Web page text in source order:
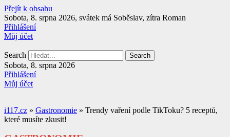
Přejít k obsahu
Sobota, 8. srpna 2026, svátek má Soběslav, zítra Roman
Přihlášení
Můj účet
Search Search
Sobota, 8. srpna 2026
Přihlášení
Můj účet
i117.cz » Gastronomie » Trendy vaření podle TikToku? 5 receptů,
které musíte zkusit!